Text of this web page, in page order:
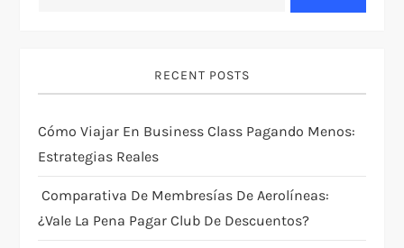
g
a
t
i
RECENT POSTS
Cómo Viajar En Business Class Pagando Menos:
Estrategias Reales
Comparativa De Membresías De Aerolíneas:
¿vale La Pena Pagar Club De Descuentos?